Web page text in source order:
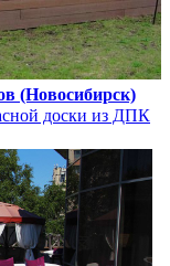
(Новосибирск)
доски из ДПК